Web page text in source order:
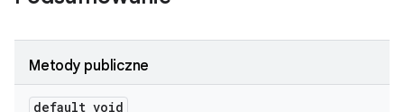
Metody publiczne
default void